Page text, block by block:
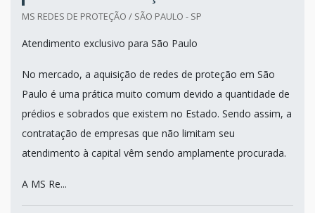
MS REDES DE PROTEÇÃO / SÃO PAULO - SP
Atendimento exclusivo para São Paulo
No mercado, a aquisição de redes de proteção em São
Paulo é uma prática muito comum devido a quantidade de
prédios e sobrados que existem no Estado. Sendo assim, a
contratação de empresas que não limitam seu
atendimento à capital vêm sendo amplamente procurada.
A MS Re...